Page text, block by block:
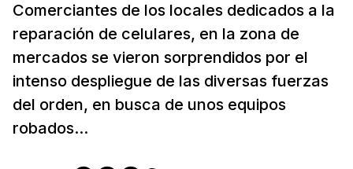
Comerciantes de los locales dedicados a la
reparación de celulares, en la zona de
mercados se vieron sorprendidos por el
intenso despliegue de las diversas fuerzas
del orden, en busca de unos equipos
robados...